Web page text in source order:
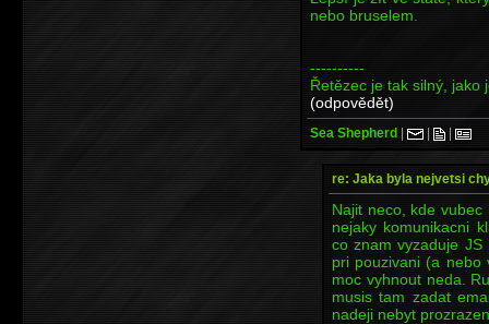
nebo bruselem.
----------
Řetězec je tak silný, jako
(odpovědět)
Sea Shepherd | | |
re: Jaka byla nejvetsi
Najit neco, kde
nejaky komunikacni
co znam vyzaduje
pri pouzivani (a nebo
moc vyhnout neda.
musis tam zadat
nadeji nebyt